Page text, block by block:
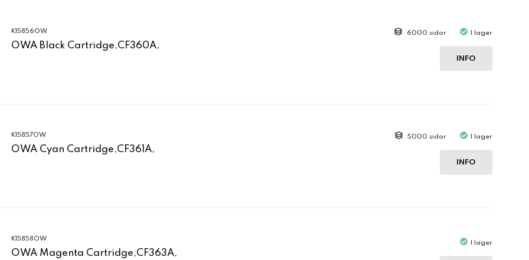
K15856OW
OWA Black Cartridge,CF360A,
6000 sidor I lager
INFO
K15857OW
OWA Cyan Cartridge,CF361A,
5000 sidor I lager
INFO
K15858OW
OWA Magenta Cartridge,CF363A,
I lager